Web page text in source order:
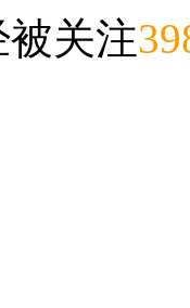
关注